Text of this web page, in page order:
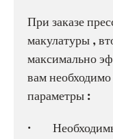
При заказе
макулатуры ,
максимально
вам
параметры :
·